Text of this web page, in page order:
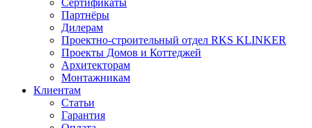
Сертификаты
Партнёры
Дилерам
Проектно-строительный отдел RKS KLINKER
Проекты Домов и Коттеджей
Архитекторам
Монтажникам
Клиентам
Статьи
Гарантия